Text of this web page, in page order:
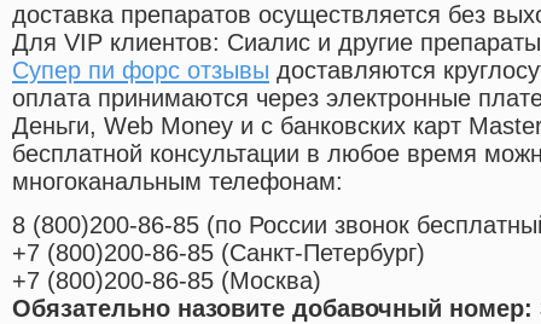
доставка препаратов осуществляется без
Для VIP клиентов: Сиалис и другие
Супер пи форс отзывы доставляются
оплата принимаются через электронные
Деньги, Web Money и с банковских карт
бесплатной консультации в любое время
многоканальным телефонам:
8 (800)200-86-85 (по России звонок
+7 (800)200-86-85 (Санкт-Петербург)
+7 (800)200-86-85 (Москва)
Обязательно назовите добавочный номер: